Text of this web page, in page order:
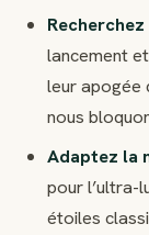
lancement
leur apogée
nous
Adaptez la
pour l’ultra-
étoiles